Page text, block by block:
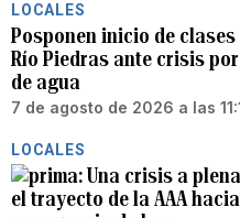
LOCALES
Posponen inicio de clases
Río Piedras ante crisis
de agua
7 de agosto de 2026 a las
LOCALES
Una crisis a
el trayecto de la AAA